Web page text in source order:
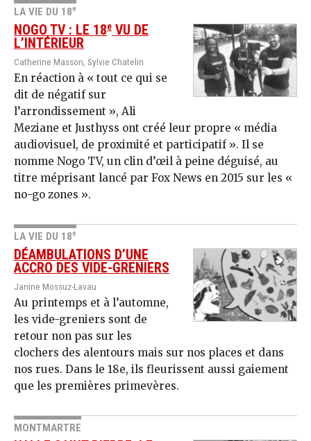
LA VIE DU 18e
NOGO TV : LE 18e VU DE
L’INTÉRIEUR
Catherine Masson, Sylvie Chatelin
En réaction à « tout ce qui se
dit de négatif sur
l’arrondissement », Ali
Meziane et Justhyss ont créé leur propre « média
audiovisuel, de proximité et participatif ». Il se
nomme Nogo TV, un clin d’œil à peine déguisé, au
titre méprisant lancé par Fox News en 2015 sur les «
no-go zones ».
LA VIE DU 18e
DÉAMBULATIONS D’UNE
ACCRO DES VIDE-GRENIERS
Janine Mossuz-Lavau
Au printemps et à l’automne,
les vide-greniers sont de
retour non pas sur les
clochers des alentours mais sur nos places et dans
nos rues. Dans le 18e, ils fleurissent aussi gaiement
que les premières primevères.
MONTMARTRE